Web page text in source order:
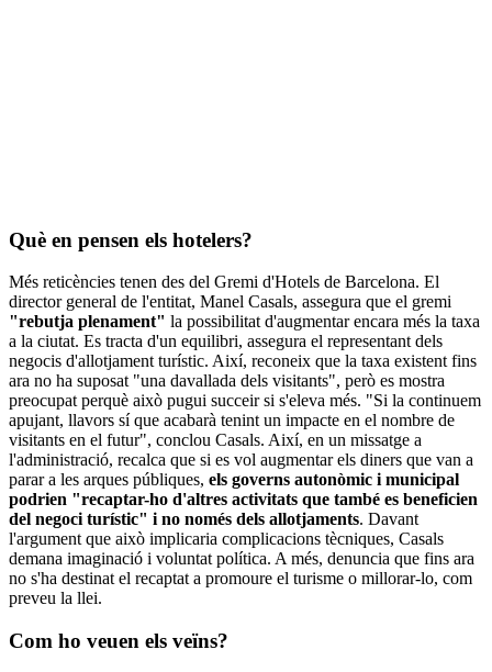
Què en pensen els hotelers?
Més reticències tenen des del Gremi d'Hotels de Barcelona. El
director general de l'entitat, Manel Casals, assegura que el gremi
"rebutja plenament" la possibilitat d'augmentar encara més la taxa
a la ciutat. Es tracta d'un equilibri, assegura el representant dels
negocis d'allotjament turístic. Així, reconeix que la taxa existent fins
ara no ha suposat "una davallada dels visitants", però es mostra
preocupat perquè això pugui succeir si s'eleva més. "Si la continuem
apujant, llavors sí que acabarà tenint un impacte en el nombre de
visitants en el futur", conclou Casals. Així, en un missatge a
l'administració, recalca que si es vol augmentar els diners que van a
parar a les arques públiques, els governs autonòmic i municipal
podrien "recaptar-ho d'altres activitats que també es beneficien
del negoci turístic" i no només dels allotjaments. Davant
l'argument que això implicaria complicacions tècniques, Casals
demana imaginació i voluntat política. A més, denuncia que fins ara
no s'ha destinat el recaptat a promoure el turisme o millorar-lo, com
preveu la llei.
Com ho veuen els veïns?